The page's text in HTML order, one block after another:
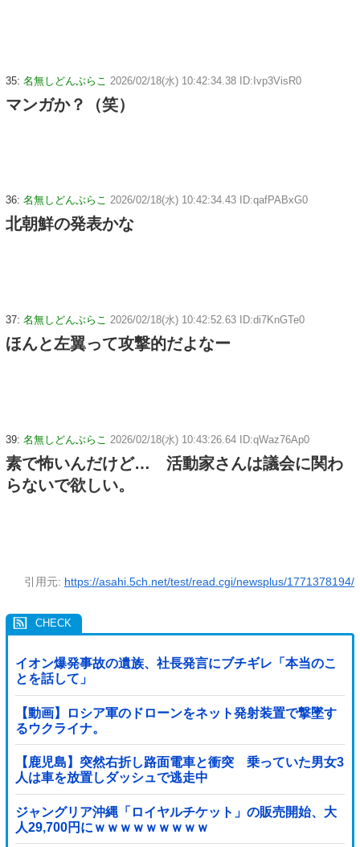
35: 名無しどんぶらこ 2026/02/18(水) 10:42:34.38 ID:Ivp3VisR0
マンガか？（笑）
36: 名無しどんぶらこ 2026/02/18(水) 10:42:34.43 ID:qafPABxG0
北朝鮮の発表かな
37: 名無しどんぶらこ 2026/02/18(水) 10:42:52.63 ID:di7KnGTe0
ほんと左翼って攻撃的だよなー
39: 名無しどんぶらこ 2026/02/18(水) 10:43:26.64 ID:qWaz76Ap0
素で怖いんだけど… 活動家さんは議会に関わ
らないで欲しい。
引用元: https://asahi.5ch.net/test/read.cgi/newsplus/1771378194/
イオン爆発事故の遺族、社長発言にブチギレ「本当のこ
とを話して」
【動画】ロシア軍のドローンをネット発射装置で撃墜す
るウクライナ。
【鹿児島】突然右折し路面電車と衝突 乗っていた男女3
人は車を放置しダッシュで逃走中
ジャングリア沖縄「ロイヤルチケット」の販売開始、大
人29,700円にｗｗｗｗｗｗｗｗｗ